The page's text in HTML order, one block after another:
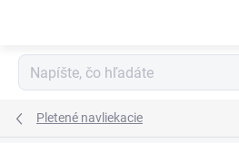
Pletené navliekacie